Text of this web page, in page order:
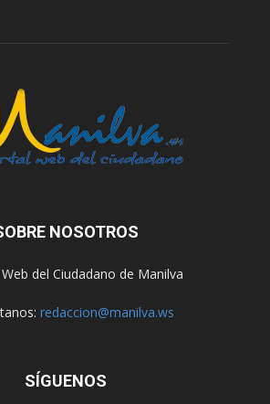
NOSOTROS
del Ciudadano de Manilva
redaccion@manilva.ws
SÍGUENOS